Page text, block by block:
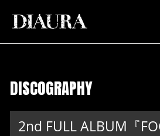
DISCOGRAPHY
2nd FULL ALBUM『